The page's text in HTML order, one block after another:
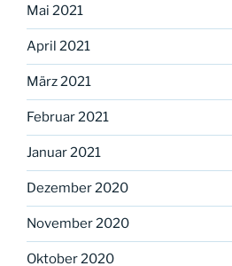
Mai 2021
April 2021
März 2021
Februar 2021
Januar 2021
Dezember 2020
November 2020
Oktober 2020